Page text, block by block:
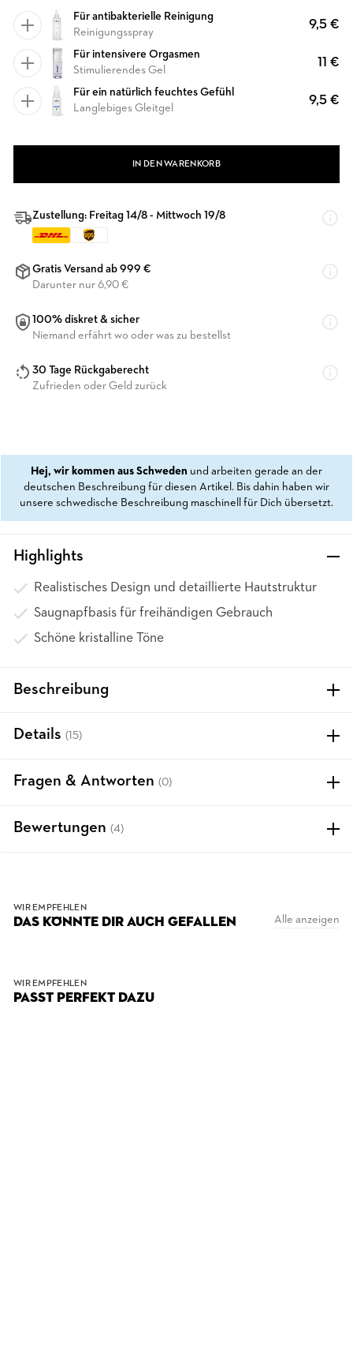
Für antibakterielle Reinigung
Reinigungsspray
9,5 €
Für intensivere Orgasmen
Stimulierendes Gel
11 €
Für ein natürlich feuchtes Gefühl
Langlebiges Gleitgel
9,5 €
IN DEN WARENKORB
Zustellung: Freitag 14/8 - Mittwoch 19/8
Gratis Versand ab 999 €
Darunter nur 6,90 €
100% diskret & sicher
Niemand erfährt wo oder was zu bestellst
30 Tage Rückgaberecht
Zufrieden oder Geld zurück
Hej, wir kommen aus Schweden und arbeiten gerade an der
deutschen Beschreibung für diesen Artikel. Bis dahin haben wir
unsere schwedische Beschreibung maschinell für Dich übersetzt.
Highlights
Realistisches Design und detaillierte Hautstruktur
Saugnapfbasis für freihändigen Gebrauch
Schöne kristalline Töne
Beschreibung
Details (15)
Fragen & Antworten (0)
Bewertungen (4)
WIR EMPFEHLEN
DAS KÖNNTE DIR AUCH GEFALLEN Alle anzeigen
WIR EMPFEHLEN
PASST PERFEKT DAZU